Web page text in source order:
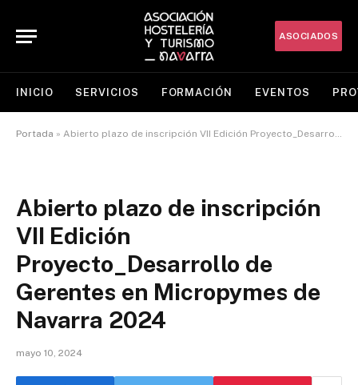
ASOCIADOS
INICIO SERVICIOS FORMACIÓN EVENTOS
Portada » Abierto plazo de inscripción VII Edición Proyecto_Desarrollo de Gerentes en Micropymes de Navarra 2024
Abierto plazo de inscripción
VII Edición
Proyecto_Desarrollo de
Gerentes en Micropymes de
Navarra 2024
mayo 10, 2024